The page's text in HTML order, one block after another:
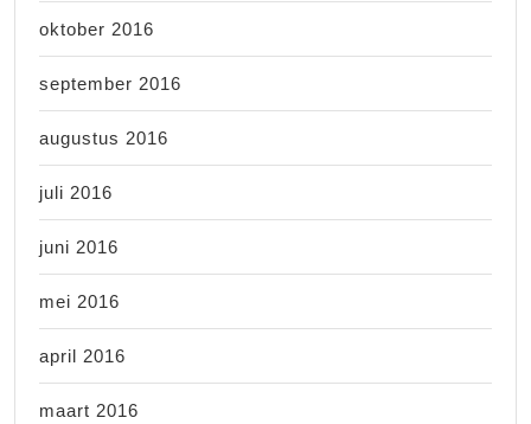
oktober 2016
september 2016
augustus 2016
juli 2016
juni 2016
mei 2016
april 2016
maart 2016